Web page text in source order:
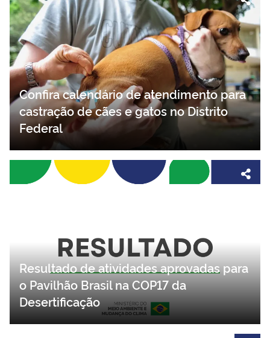
Confira calendário de atendimento para
castração de cães e gatos no Distrito
Federal
Resultado de atividades aprovadas para
o Pavilhão Brasil na COP17 da
Desertificação